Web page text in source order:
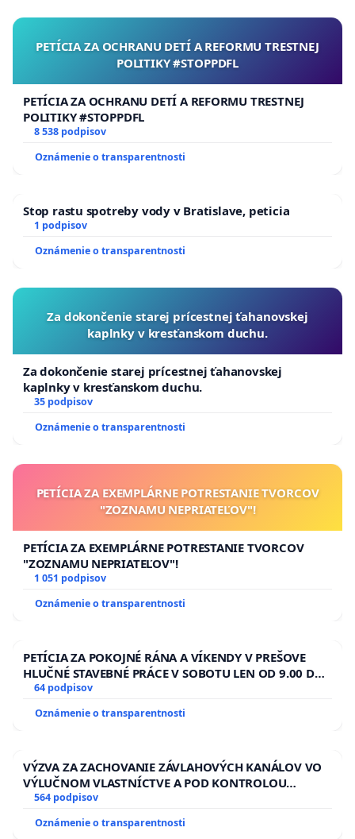
PETÍCIA ZA OCHRANU DETÍ A REFORMU TRESTNEJ
POLITIKY #STOPPDFL
PETÍCIA ZA OCHRANU DETÍ A REFORMU TRESTNEJ
POLITIKY #STOPPDFL
8 538 podpisov
Oznámenie o transparentnosti
Stop rastu spotreby vody v Bratislave, peticia
1 podpisov
Oznámenie o transparentnosti
Za dokončenie starej prícestnej ťahanovskej
kaplnky v kresťanskom duchu.
Za dokončenie starej prícestnej ťahanovskej
kaplnky v kresťanskom duchu.
35 podpisov
Oznámenie o transparentnosti
PETÍCIA ZA EXEMPLÁRNE POTRESTANIE TVORCOV
"ZOZNAMU NEPRIATEĽOV"!
PETÍCIA ZA EXEMPLÁRNE POTRESTANIE TVORCOV
"ZOZNAMU NEPRIATEĽOV"!
1 051 podpisov
Oznámenie o transparentnosti
PETÍCIA ZA POKOJNÉ RÁNA A VÍKENDY V PREŠOVE
HLUČNÉ STAVEBNÉ PRÁCE V SOBOTU LEN OD 9.00 DO
13.00 HOD., CEZ PRACOVNÝ TÝŽDEŇ CIEĽ 8.00 – 18.00
ĎUMBIERSKEJ/MAGU
64 podpisov
Oznámenie o transparentnosti
VÝZVA ZA ZACHOVANIE ZÁVLAHOVÝCH KANÁLOV VO
VÝLUČNOM VLASTNÍCTVE A POD KONTROLOU
SLOVENSKEJ REPUBLIKY & žiadosť na riešenie
kanálov na Slovensku
564 podpisov
Oznámenie o transparentnosti